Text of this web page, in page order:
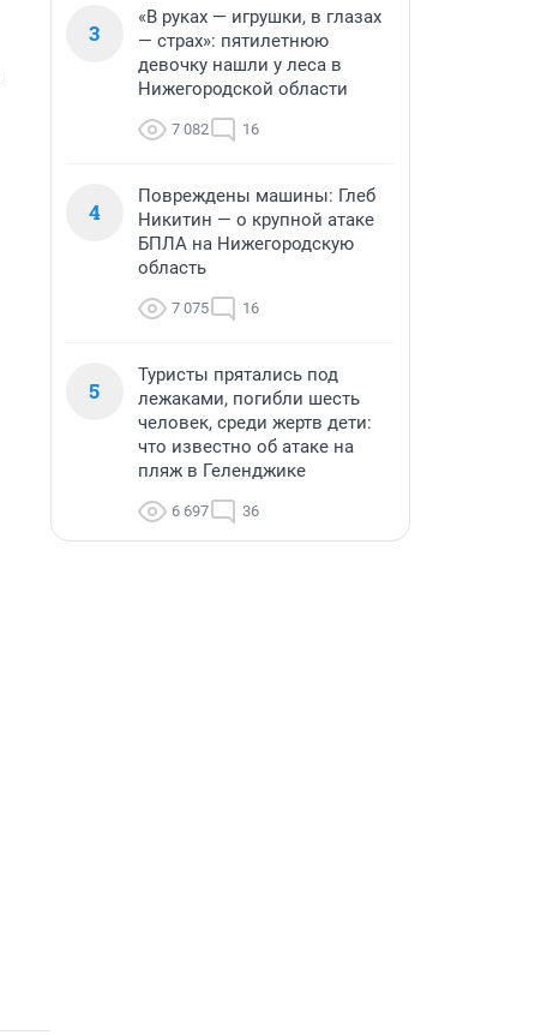
3
«В руках — игрушки, в глазах
— страх»: пятилетнюю
девочку нашли у леса в
Нижегородской области
7 082 16
4
Повреждены машины: Глеб
Никитин — о крупной атаке
БПЛА на Нижегородскую
область
7 075 16
5
Туристы прятались под
лежаками, погибли шесть
человек, среди жертв дети:
что известно об атаке на
пляж в Геленджике
6 697 36